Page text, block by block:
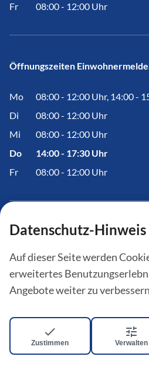
Datenschutz-Hinweis
Auf dieser Seite werden
erweitertes
Angebote weiter zu
Zustimmen Verwalten
Fr
08:00 - 12:00 Uhr
Öffnungszeiten
Mo
08:00 - 12:00 Uhr, 14:00 -
Di
08:00 - 12:00 Uhr
Mi
08:00 - 12:00 Uhr
Do
14:00 - 17:30 Uhr
Fr
08:00 - 12:00 Uhr
Informationen
Amtstafel
Aktuelles